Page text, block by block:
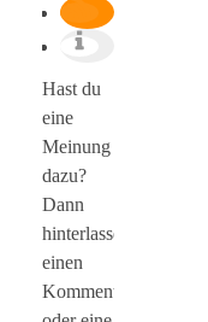
Hast du
eine
Meinung
dazu?
Dann
hinterlasse
einen
Kommentar